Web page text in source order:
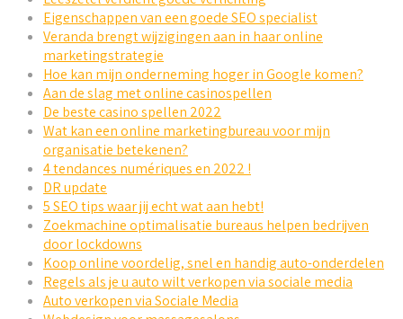
Eigenschappen van een goede SEO specialist
Veranda brengt wijzigingen aan in haar online
marketingstrategie
Hoe kan mijn onderneming hoger in Google komen?
Aan de slag met online casinospellen
De beste casino spellen 2022
Wat kan een online marketingbureau voor mijn
organisatie betekenen?
4 tendances numériques en 2022 !
DR update
5 SEO tips waar jij echt wat aan hebt!
Zoekmachine optimalisatie bureaus helpen bedrijven
door lockdowns
Koop online voordelig, snel en handig auto-onderdelen
Regels als je u auto wilt verkopen via sociale media
Auto verkopen via Sociale Media